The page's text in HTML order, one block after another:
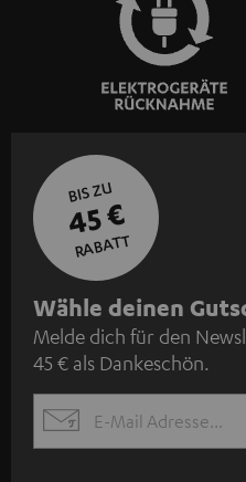
BIS ZU
45 €
RABATT
N
e
w
s
Wähle deinen
Melde dich für den
45 € als Dankeschön.
EMAIL